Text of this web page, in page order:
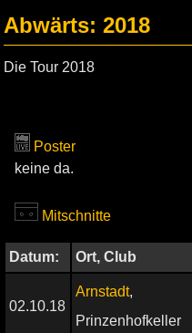
Abwärts: 2018
Die Tour 2018
Poster
keine da.
Mitschnitte
Datum: Ort, Club
02.10.18
Arnstadt,
Prinzenhofkeller